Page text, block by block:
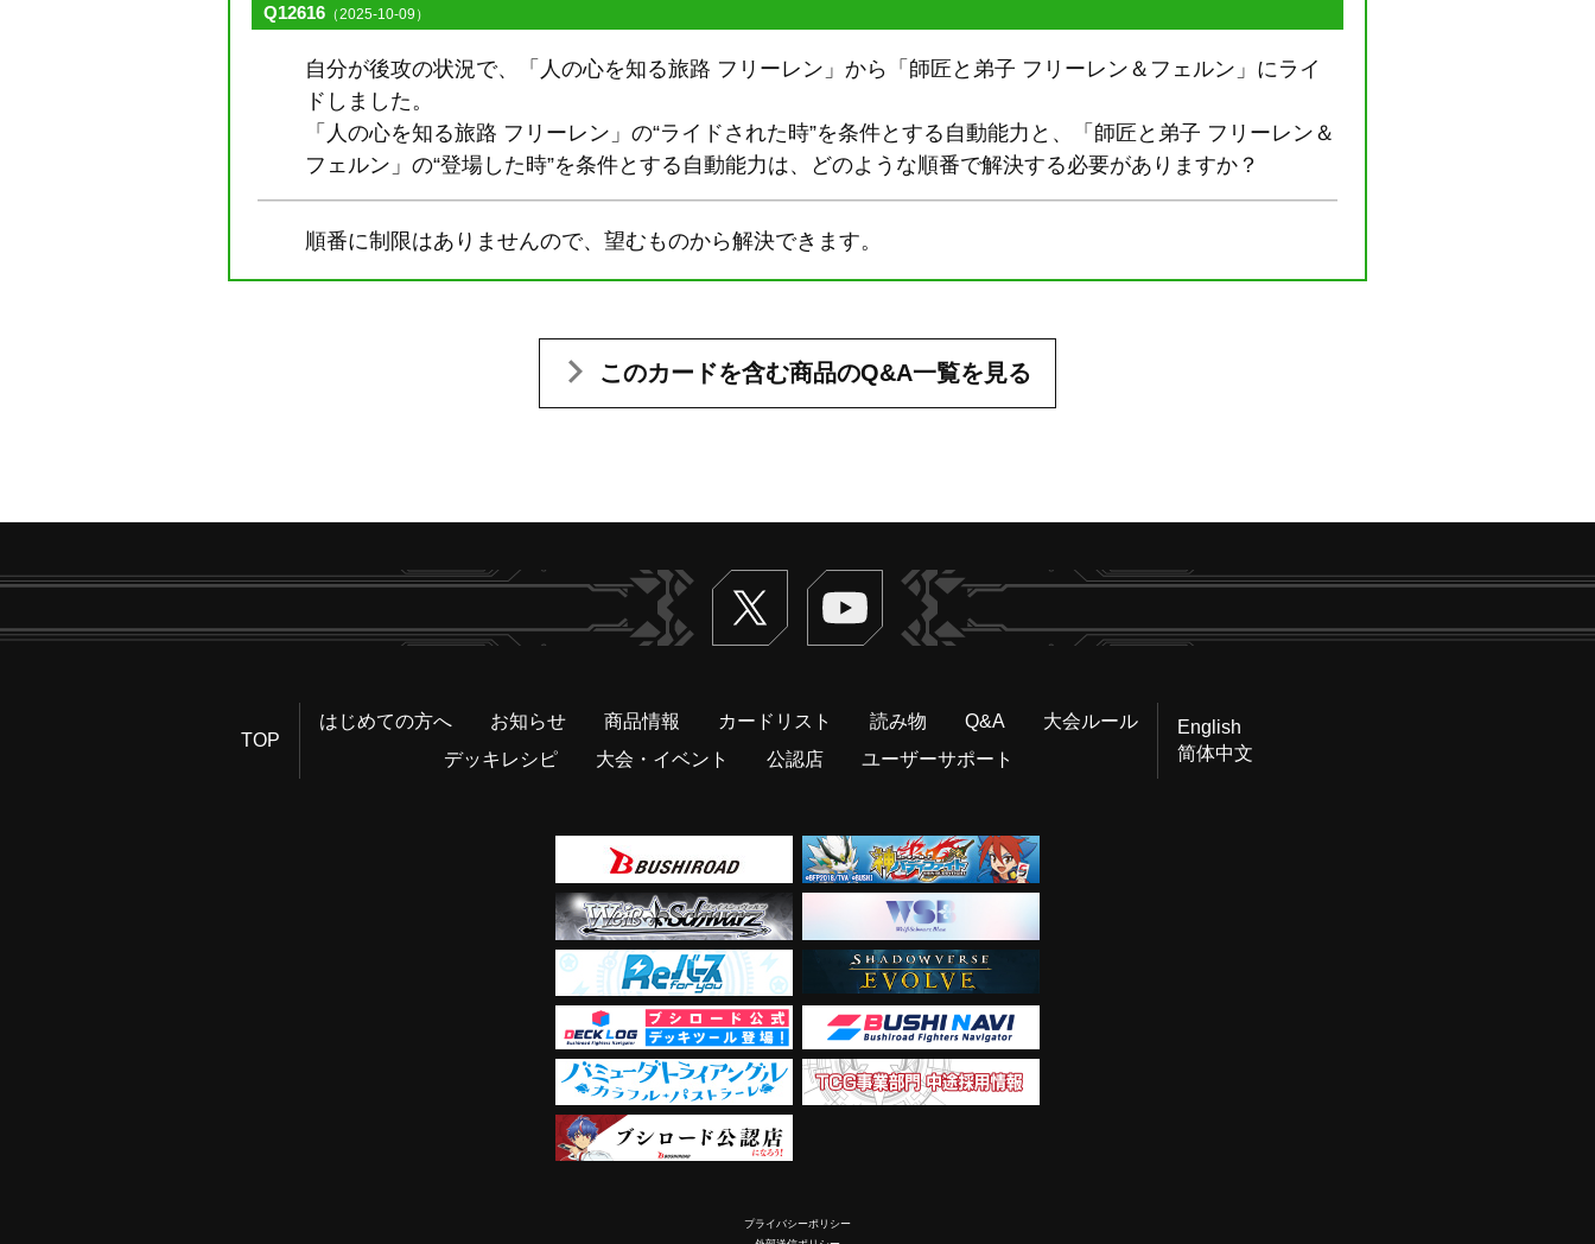
Q12616 （2025-10-09）
自分が後攻の状況で、「人の心を知る旅路 フリーレン」から「師匠と弟子 フリーレン＆フェルン」にライ
ドしました。
「人の心を知る旅路 フリーレン」の“ライドされた時”を条件とする自動能力と、「師匠と弟子 フリーレン＆
フェルン」の“登場した時”を条件とする自動能力は、どのような順番で解決する必要がありますか？
順番に制限はありませんので、望むものから解決できます。
このカードを含む商品のQ&A一覧を見る
Twitter ヴァンガードch
TOP
はじめての方へ お知らせ 商品情報 カードリスト 読み物 Q&A
大会ルール
デッキレシピ
大会・イベント 公認店 ユーザーサポート
English
简体中文
プライバシーポリシー